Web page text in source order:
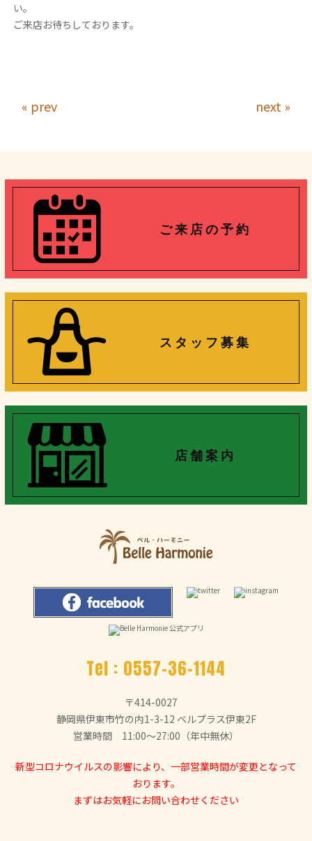
い。
ご来店お待ちしております。
« prev next »
ご 来 店 の 予 約
ス タ ッ フ 募 集
店 舗 案 内
Tel : 0557-36-1144
〒414-0027
静岡県伊東市竹の内1-3-12 ベルプラス伊東2F
営業時間 11:00～27:00（年中無休）
新型コロナウイルスの影響により、一部営業時間が変更となって
おります。
まずはお気軽にお問い合わせください